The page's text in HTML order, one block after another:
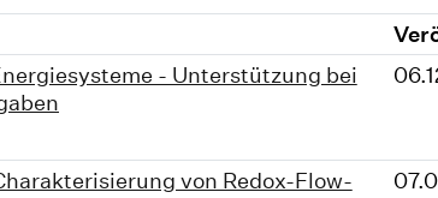
- Unterstützung bei
von Redox-Flow-